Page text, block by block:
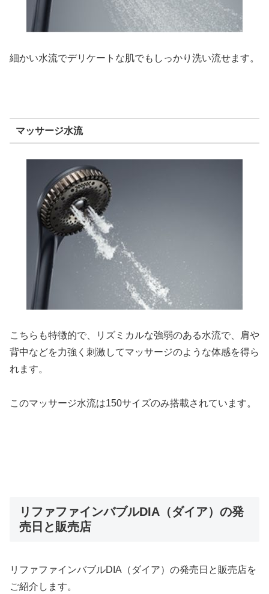
細かい水流でデリケートな肌でもしっかり洗い流せます。
マッサージ水流
こちらも特徴的で、リズミカルな強弱のある水流で、肩や
背中などを力強く刺激してマッサージのような体感を得ら
れます。
このマッサージ水流は150サイズのみ搭載されています。
リファファインバブルDIA（ダイア）の発
売日と販売店
リファファインバブルDIA（ダイア）の発売日と販売店を
ご紹介します。